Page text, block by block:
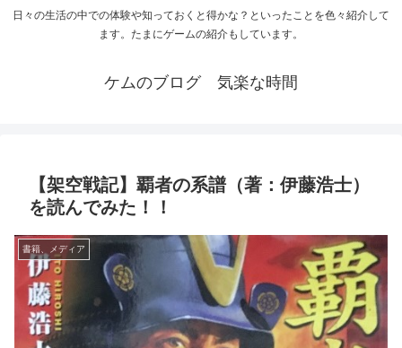
日々の生活の中での体験や知っておくと得かな？といったことを色々紹介して
ます。たまにゲームの紹介もしています。
ケムのブログ 気楽な時間
【架空戦記】覇者の系譜（著：伊藤浩士）
を読んでみた！！
書籍、メディア